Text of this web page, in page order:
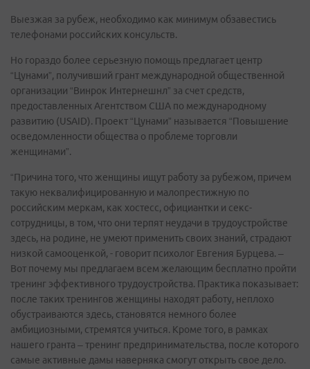
Выезжая за рубеж, необходимо как минимум обзавестись
телефонами российских консульств.
Но гораздо более серьезную помощь предлагает центр
“Цунами”, получивший грант международной общественной
организации “Винрок Интернешнл” за счет средств,
предоставленных Агентством США по международному
развитию (USAID). Проект “Цунами” называется “Повышение
осведомленности общества о проблеме торговли
женщинами”.
“Причина того, что женщины ищут работу за рубежом, причем
такую неквалифицированную и малопрестижную по
российским меркам, как хостесс, официантки и секс-
сотрудницы, в том, что они терпят неудачи в трудоустройстве
здесь, на родине, не умеют применить своих знаний, страдают
низкой самооценкой, - говорит психолог Евгения Бурцева. –
Вот почему мы предлагаем всем желающим бесплатно пройти
тренинг эффективного трудоустройства. Практика показывает:
после таких тренингов женщины находят работу, неплохо
обустраиваются здесь, становятся немного более
амбициозными, стремятся учиться. Кроме того, в рамках
нашего гранта – тренинг предпринимательства, после которого
самые активные дамы наверняка смогут открыть свое дело.